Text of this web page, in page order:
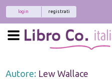
registrati
login
Autore: Lew Wallace